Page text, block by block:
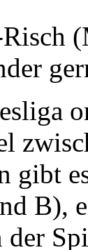
gibt
B),